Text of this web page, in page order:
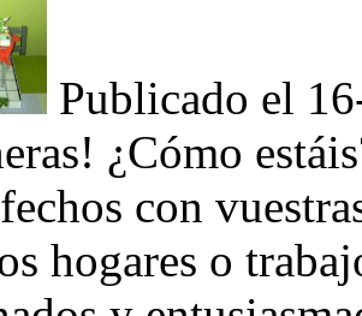
Publicado el
¿Cómo
con
hogares o